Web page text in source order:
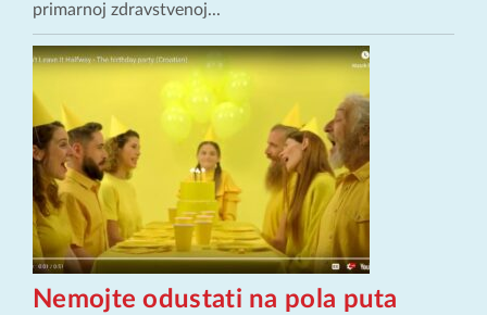
primarnoj zdravstvenoj...
Nemojte odustati na pola puta